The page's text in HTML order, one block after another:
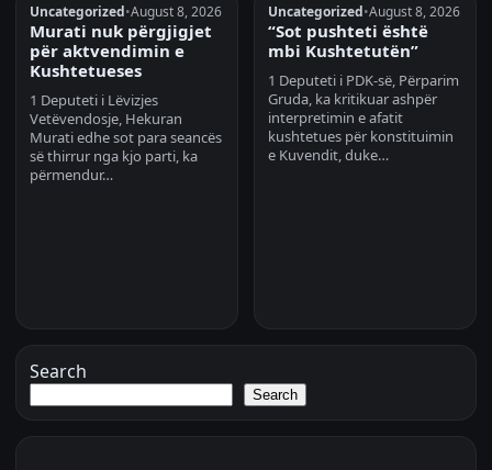
Uncategorized•August 8, 2026
Murati nuk përgjigjet
për aktvendimin e
Kushtetueses
1 Deputeti i Lëvizjes
Vetëvendosje, Hekuran
Murati edhe sot para seancës
së thirrur nga kjo parti, ka
përmendur…
Uncategorized•August 8, 2026
“Sot pushteti është
mbi Kushtetutën”
1 Deputeti i PDK-së, Përparim
Gruda, ka kritikuar ashpër
interpretimin e afatit
kushtetues për konstituimin
e Kuvendit, duke…
Search
Search